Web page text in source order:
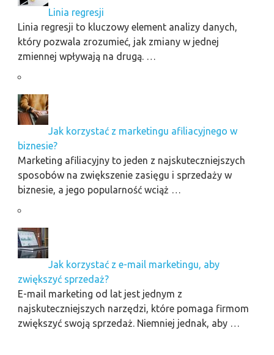
Linia regresji
Linia regresji to kluczowy element analizy danych,
który pozwala zrozumieć, jak zmiany w jednej
zmiennej wpływają na drugą. …
Jak korzystać z marketingu afiliacyjnego w
biznesie?
Marketing afiliacyjny to jeden z najskuteczniejszych
sposobów na zwiększenie zasięgu i sprzedaży w
biznesie, a jego popularność wciąż …
Jak korzystać z e-mail marketingu, aby
zwiększyć sprzedaż?
E-mail marketing od lat jest jednym z
najskuteczniejszych narzędzi, które pomaga firmom
zwiększyć swoją sprzedaż. Niemniej jednak, aby …